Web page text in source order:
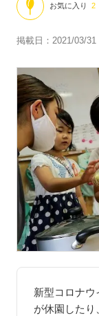
お気に入り 2
掲載日：2021/03/31
新型コロナウ
が休園したり